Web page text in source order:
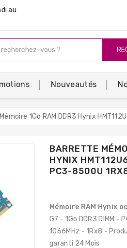
au
Nouveautés
1Go RAM DDR3 Hynix
BARRETTE
HYNIX
PC3-8500U
Mémoire RAM Hynix
G7 - 1Go DDR3 DIMM
1066MHz - 1Rx8 -
garanti 24 Mois